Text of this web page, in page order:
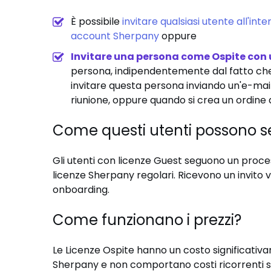
È possibileinvitare qualsiasi utente
account Sherpanyoppure
Invitare una persona come Ospite
persona, indipendentemente dal fatto
invitare questa persona inviando un'e-
riunione, oppure quando si crea un ordine
Come questi utenti possono
Gli utenti con licenze Guest seguono un
licenze Sherpany regolari. Ricevono un
onboarding.
Come funzionano i prezzi?
Le Licenze Ospite hanno un costo
Sherpany e non comportano costi ricorrenti